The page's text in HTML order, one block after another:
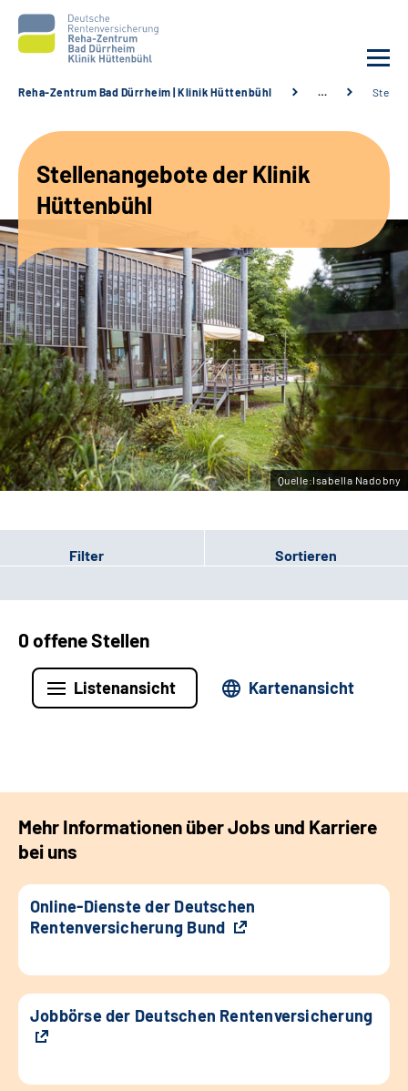
Unsere Angebote
Karriere
Sozialdienste & Zuweisende
Suche
Leichte Sprache
Gebärdensprache
Reha-Zentrum Bad Dürrheim | Klinik Hüttenbühl …
Stellenangebote der Klinik
Hüttenbühl
Quelle:Isabella Nadobny
Filter Sortieren
0 offene Stellen
Listenansicht Kartenansicht
Mehr Informationen über Jobs und Karriere
bei uns
Online-Dienste der Deutschen
Rentenversicherung Bund
Jobbörse der Deutschen Rentenversicherung